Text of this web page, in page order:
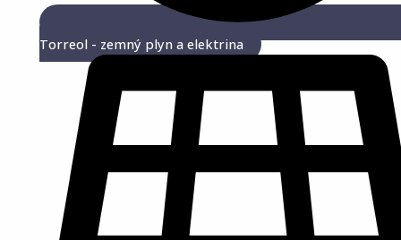
Torreol - zemný plyn a elektrina